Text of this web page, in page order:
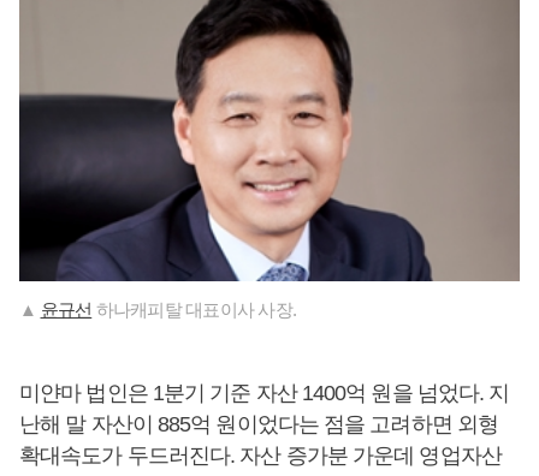
▲ 윤규선 하나캐피탈 대표이사 사장.
미얀마 법인은 1분기 기준 자산 1400억 원을 넘었다. 지
난해 말 자산이 885억 원이었다는 점을 고려하면 외형
확대속도가 두드러진다. 자산 증가분 가운데 영업자산